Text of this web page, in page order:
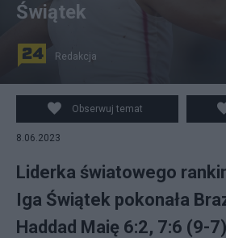
fot. PAP/EPA/YOAN VALAT
Świątek
Redakcja
Obserwuj temat
8.06.2023
Liderka światowego
Iga Świątek pokonała
Haddad Maię 6:2, 7:6 (9-